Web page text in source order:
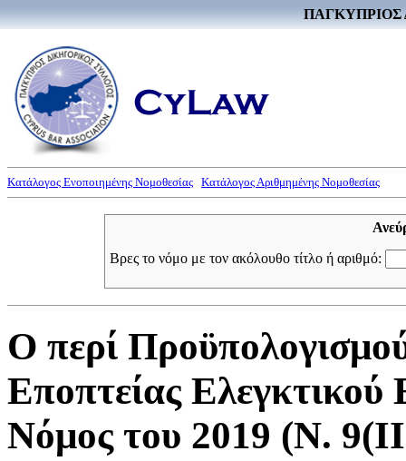
ΠΑΓΚΥΠΡΙΟΣ
Κατάλογος Ενοποιημένης Νομοθεσίας Κατάλογος Αριθμημένης Νομοθεσίας
Βρες το νόμο με τον ακόλουθο τίτλο ή αριθμό:
Ο περί
Εποπτείας
Νόμος του 2019 (Ν.